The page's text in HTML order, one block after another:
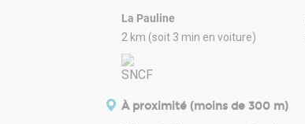
La Pauline
2 km (soit 3 min en voiture)
À proximité (moins de 300 m)